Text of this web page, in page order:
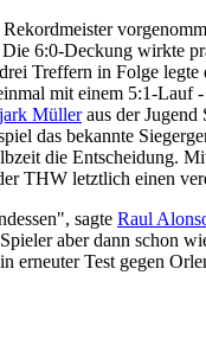
6:0-Deckung wirkte
Treffern in Folge
mit einem 5:1-Lauf
Mülleraus der Jugend
das bekannte
die Entscheidung.
THW letztlich einen
sagte Raul
aber dann schon
erneuter Test gegen